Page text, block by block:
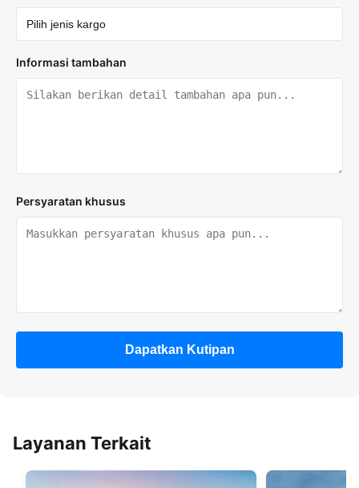
Informasi tambahan
Persyaratan khusus
Dapatkan Kutipan
Layanan Terkait